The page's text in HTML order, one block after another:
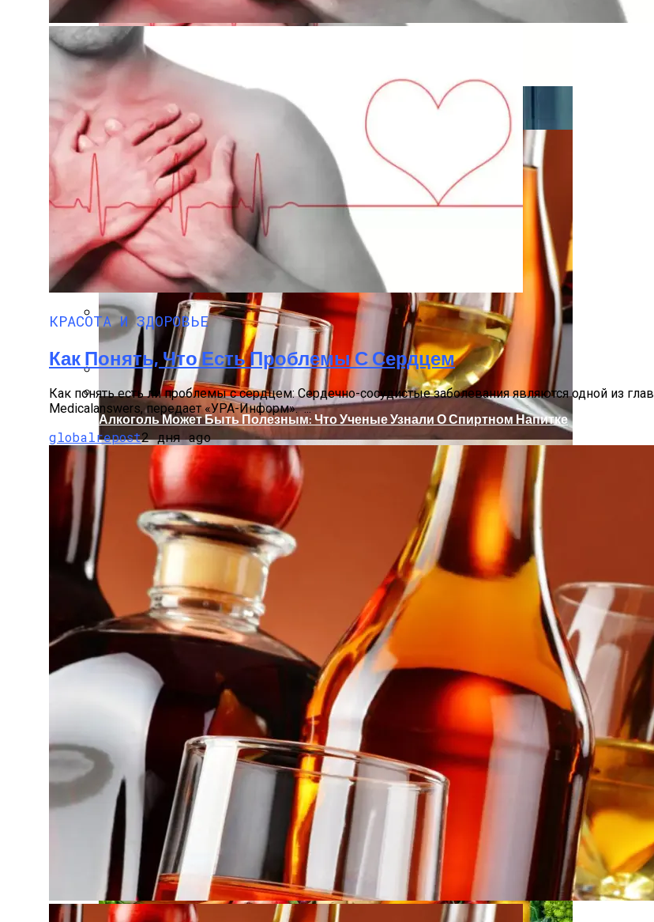
Как Снять Офис: Советы По Выбору И Оформлению Договора
Как Сдать Квартиру Без Проблем И Найти Надежных Арендаторов
Аренда Недвижимости Для Бизнеса: Как Найти Подходящее Помещение
Chery Выводит На Рынок Новый Гибридный Кроссовер Fulwin T10
Обновленный Volkswagen Magotan Выходит На Китайский Рынок В Этом Месяце
Стеллажи: Надежные Помощники Для Склада И Магазина
Удлиненная BMW 5-Series Получила Версию С Правым Рулем
Как Понять, Что Есть Проблемы С Сердцем
Алкоголь Может Быть Полезным: Что Ученые Узнали О Спиртном Напитке
Что Лучше Чай Или Кофе: Ученые Рассказали, Какой Напиток Полезнее
КРАСОТА И ЗДОРОВЬЕ
Как Понять, Что Есть Проблемы С Сердцем
Как понять есть ли проблемы с сердцем: Сердечно-сосудистые заболевания являются одной из
Мedicalanswers, передает «УРА-Информ». ...
globalrepost2 дня ago